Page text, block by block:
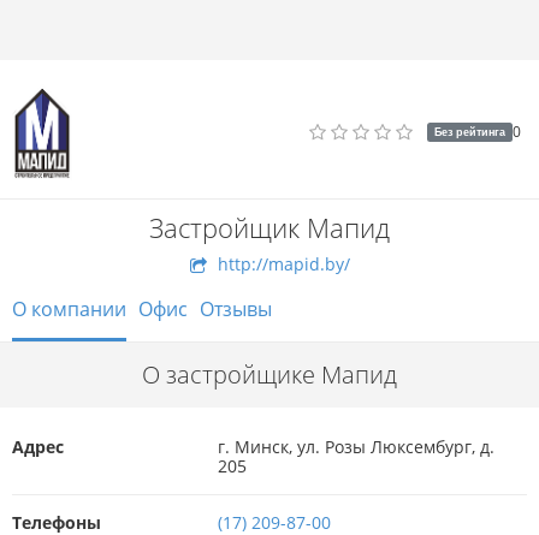
Без рейтинга 0
Застройщик Мапид
http://mapid.by/
О компании Офис Отзывы
О застройщике Мапид
Адрес
г. Минск, ул. Розы Люксембург, д.
205
Телефоны
(17) 209-87-00